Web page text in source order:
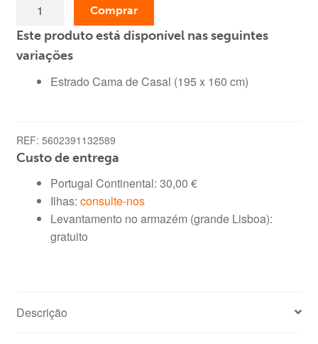
120,00 €.
Estrado
Cama
160
cm)
Comprar
Este produto está disponível nas seguintes
variações
Estrado Cama de Casal (195 x 160 cm)
REF: 5602391132589
Custo de entrega
Portugal Continental: 30,00 €
Ilhas: consulte-nos
Levantamento no armazém (grande Lisboa):
gratuito
Descrição